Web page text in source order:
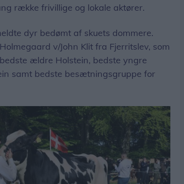
række frivillige og lokale aktører.
dyr bedømt af skuets dommere.
v/John Klit fra Fjerritslev, som
ældre Holstein, bedste yngre
samt bedste besætningsgruppe for